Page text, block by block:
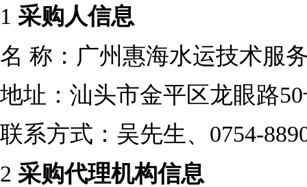
1 采购人信息
名 称：广州惠海水运技术服
地址：汕头市金平区龙眼路
联系方式：吴先生、 0754-
2 采购代理机构信息